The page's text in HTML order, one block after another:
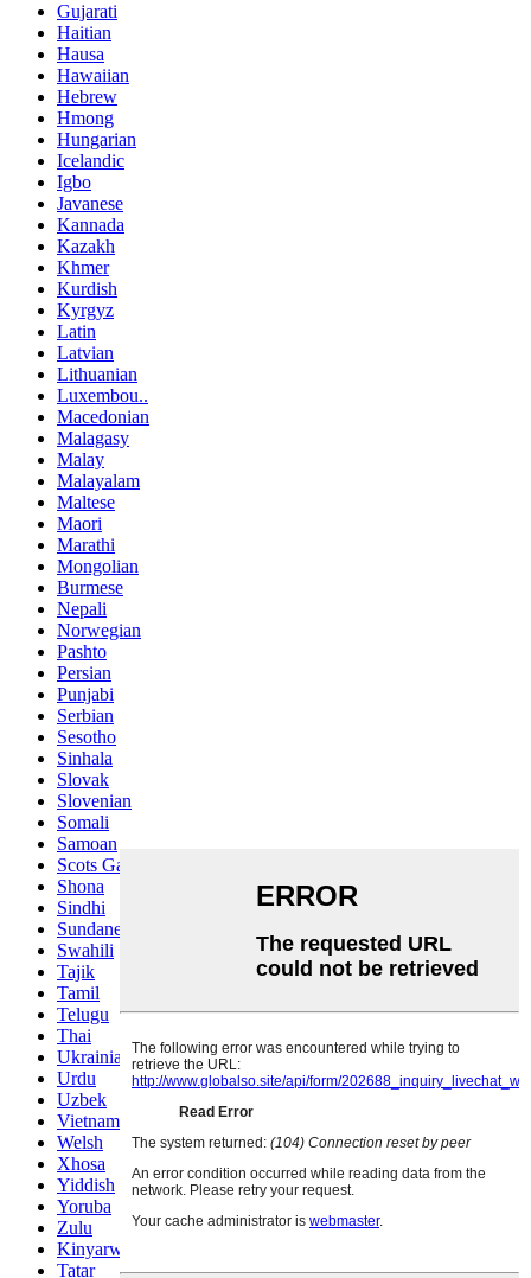
Gujarati
Haitian
Hausa
Hawaiian
Hebrew
Hmong
Hungarian
Icelandic
Igbo
Javanese
Kannada
Kazakh
Khmer
Kurdish
Kyrgyz
Latin
Latvian
Lithuanian
Luxembou..
Macedonian
Malagasy
Malay
Malayalam
Maltese
Maori
Marathi
Mongolian
Burmese
Nepali
Norwegian
Pashto
Persian
Punjabi
Serbian
Sesotho
Sinhala
Slovak
Slovenian
Somali
Samoan
Scots Gaelic
Shona
Sindhi
Sundanese
Swahili
Tajik
Tamil
Telugu
Thai
Ukrainian
Urdu
Uzbek
Vietnamese
Welsh
Xhosa
Yiddish
Yoruba
Zulu
Kinyarwanda
Tatar